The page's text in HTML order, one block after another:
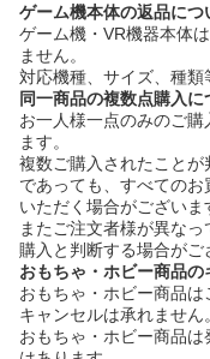
ゲーム機本体の返品につ
ゲーム機・VR機器本体
ません。
対応機種、サイズ、種類
同一商品の複数点購入に
お一人様一点のみのご
ます。
複数ご購入されたこと
であっても、すべての
いただく場合がございま
またご注文者様が異な
購入と判断する場合がご
おもちゃ・ホビー商品
おもちゃ・ホビー商品は
キャンセルは承れません。
おもちゃ・ホビー商品